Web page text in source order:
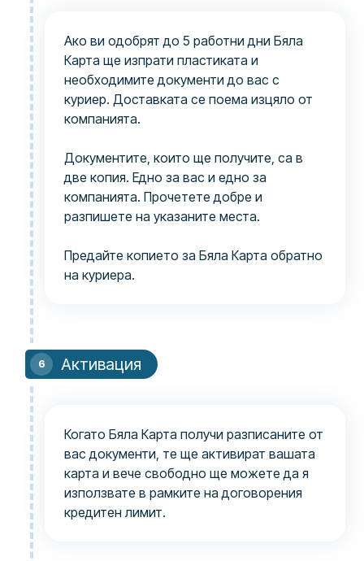
Ако ви одобрят до 5 работни дни Бяла
Карта ще изпрати пластиката и
необходимите документи до вас с
куриер. Доставката се поема изцяло от
компанията.
Документите, които ще получите, са в
две копия. Едно за вас и едно за
компанията. Прочетете добре и
разпишете на указаните места.
Предайте копието за Бяла Карта обратно
на куриера.
Активация
Когато Бяла Карта получи разписаните от
вас документи, те ще активират вашата
карта и вече свободно ще можете да я
използвате в рамките на договорения
кредитен лимит.